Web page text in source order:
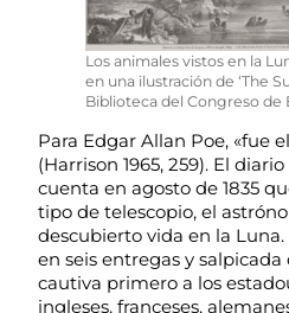
Los animales vistos en la
en una ilustración de ‘The
Biblioteca del Congreso de
Para Edgar Allan Poe, «fue
(Harrison 1965, 259). El
cuenta en agosto de 1835
tipo de telescopio, el
descubierto vida en la
en seis entregas y
cautiva primero a los
ingleses, franceses,